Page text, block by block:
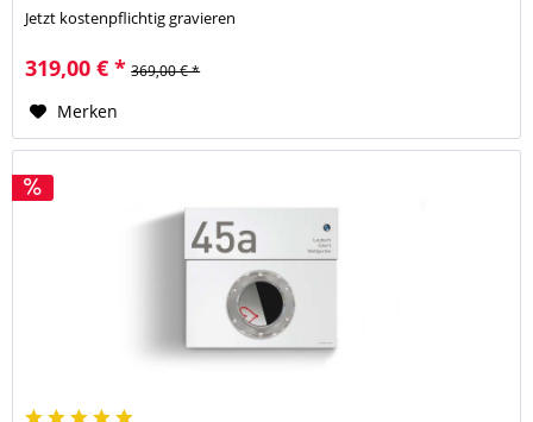
Jetzt kostenpflichtig gravieren
319,00 € * 369,00 € *
Merken